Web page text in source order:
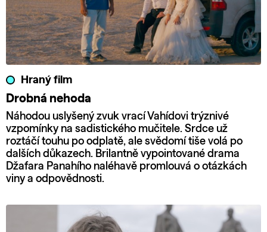
Hraný film
Drobná nehoda
Náhodou uslyšený zvuk vrací Vahídovi trýznivé
vzpomínky na sadistického mučitele. Srdce už
roztáčí touhu po odplatě, ale svědomí tiše volá po
dalších důkazech. Brilantně vypointované drama
Džafara Panahího naléhavě promlouvá o otázkách
viny a odpovědnosti.